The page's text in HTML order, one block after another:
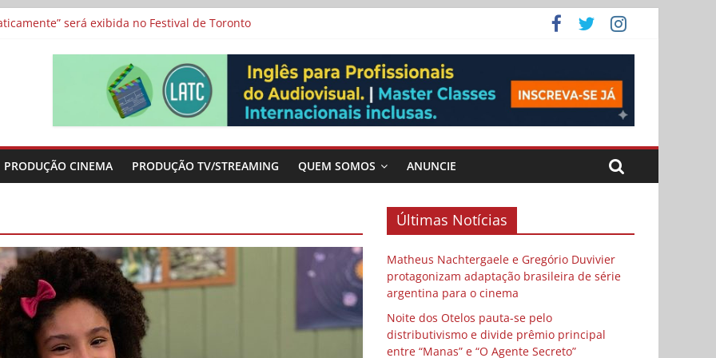
“Os Feiticeiros Inocentes” e filme-tributo de Wajda a Zbigniew Cybulski
será exibida no Festival de Toronto
e divide prêmio principal entre “Manas” e “O Agente Secreto”
metragens sobre envelhecimento criados a partir de histórias de vida
PRODUÇÃO CINEMA PRODUÇÃO TV/STREAMING QUEM SOMOS ANUNCIE
Últimas Notícias
Matheus Nachtergaele e Gregório Duvivier
protagonizam adaptação brasileira de série
argentina para o cinema
Noite dos Otelos pauta-se pelo
distributivismo e divide prêmio principal
entre “Manas” e “O Agente Secreto”